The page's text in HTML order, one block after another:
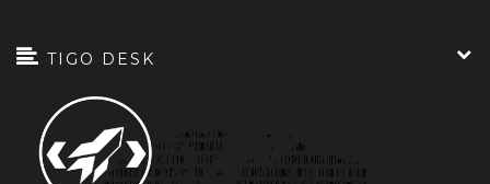
TIGO DESK